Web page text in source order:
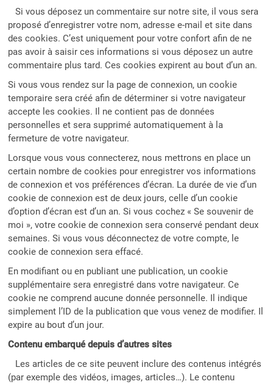
Si vous déposez un commentaire sur notre site, il vous sera
proposé d’enregistrer votre nom, adresse e-mail et site dans
des cookies. C’est uniquement pour votre confort afin de ne
pas avoir à saisir ces informations si vous déposez un autre
commentaire plus tard. Ces cookies expirent au bout d’un an.
Si vous vous rendez sur la page de connexion, un cookie
temporaire sera créé afin de déterminer si votre navigateur
accepte les cookies. Il ne contient pas de données
personnelles et sera supprimé automatiquement à la
fermeture de votre navigateur.
Lorsque vous vous connecterez, nous mettrons en place un
certain nombre de cookies pour enregistrer vos informations
de connexion et vos préférences d’écran. La durée de vie d’un
cookie de connexion est de deux jours, celle d’un cookie
d’option d’écran est d’un an. Si vous cochez « Se souvenir de
moi », votre cookie de connexion sera conservé pendant deux
semaines. Si vous vous déconnectez de votre compte, le
cookie de connexion sera effacé.
En modifiant ou en publiant une publication, un cookie
supplémentaire sera enregistré dans votre navigateur. Ce
cookie ne comprend aucune donnée personnelle. Il indique
simplement l’ID de la publication que vous venez de modifier. Il
expire au bout d’un jour.
Contenu embarqué depuis d’autres sites
Les articles de ce site peuvent inclure des contenus intégrés
(par exemple des vidéos, images, articles…). Le contenu